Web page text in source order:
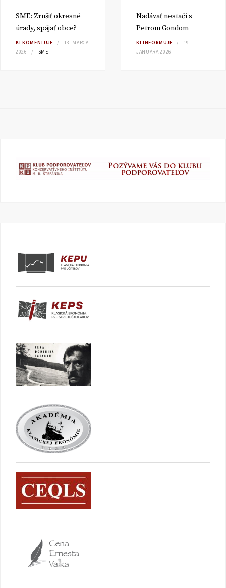
SME: Zrušiť okresné
úrady, spájať obce?
KI KOMENTUJE
13. MARCA
2026
SME
Nadávať nestačí s
Petrom Gondom
KI INFORMUJE
19.
JANUÁRA 2026